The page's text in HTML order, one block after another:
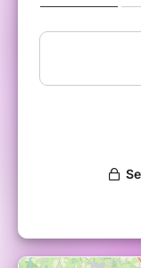
Ce sera une
À ne pas
http://